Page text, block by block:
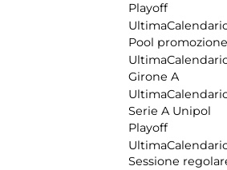
Playoff
Ultima
Pool promozione
Ultima
Girone A
Ultima
Serie A Unipol
Playoff
Ultima
Sessione